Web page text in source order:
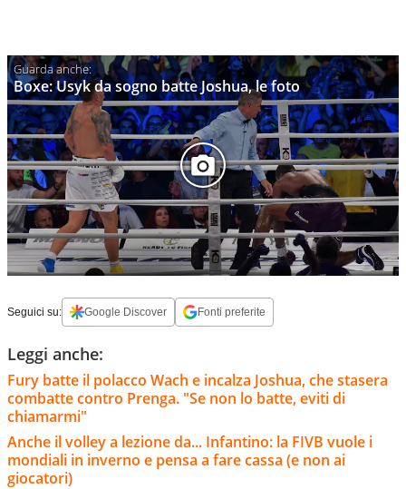
Boxe: Usyk da sogno batte Joshua, le foto
Seguici su: Google Discover Fonti preferite
Leggi anche:
Fury batte il polacco Wach e incalza Joshua, che stasera
combatte contro Prenga. "Se non lo batte, eviti di
chiamarmi"
Anche il volley a lezione da... Infantino: la FIVB vuole i
mondiali in inverno e pensa a fare cassa (e non ai
giocatori)